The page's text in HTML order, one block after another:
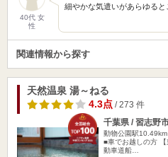
40代 女
性
細やかな気遣いがあらゆる
関連情報から探す
天然温泉 湯～ねる
4.3点/ 273 件
千葉県 / 習志野
動物公園駅10.49km
■車でお越しの方
動車道船…